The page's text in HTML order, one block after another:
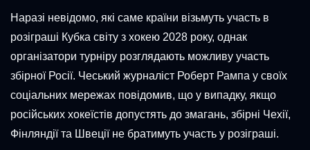
Наразі невідомо, які саме країни візьмуть участь в
розіграші Кубка світу з хокею 2028 року, однак
організатори турніру розглядають можливу участь
збірної Росії. Чеський журналіст Роберт Рампа у своїх
соціальних мережах повідомив, що у випадку, якщо
російських хокеїстів допустять до змагань, збірні Чехії,
Фінляндії та Швеції не братимуть участь у розіграші.